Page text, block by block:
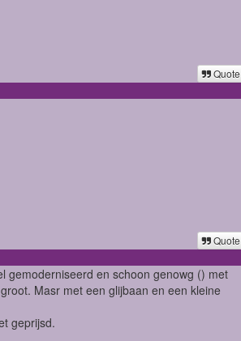
Quote
Quote
gemoderniseerd en schoon genowg () met
Masr met een glijbaan en een kleine
geprijsd.